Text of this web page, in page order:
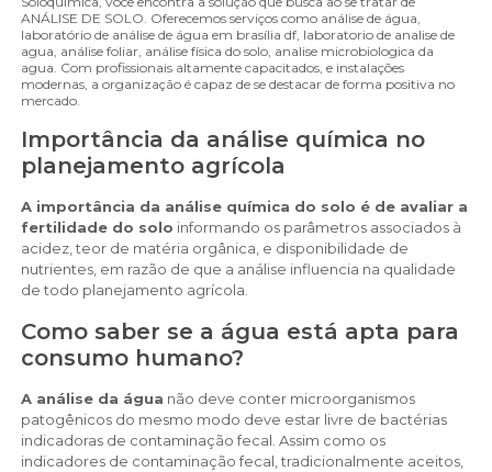
ANÁLISE DE SOLO. Oferecemos serviços como análise de água,
laboratório de análise de água em brasília df, laboratorio de analise de
agua, análise foliar, análise física do solo, analise microbiologica da
agua. Com profissionais altamente capacitados, e instalações
modernas, a organização é capaz de se destacar de forma positiva no
mercado.
Importância da análise química no
planejamento agrícola
A importância da análise química do solo é de avaliar a
fertilidade do solo informando os parâmetros associados à
acidez, teor de matéria orgânica, e disponibilidade de
nutrientes, em razão de que a análise influencia na qualidade
de todo planejamento agrícola.
Como saber se a água está apta para
consumo humano?
A análise da água não deve conter microorganismos
patogênicos do mesmo modo deve estar livre de bactérias
indicadoras de contaminação fecal. Assim como os
indicadores de contaminação fecal, tradicionalmente aceitos,